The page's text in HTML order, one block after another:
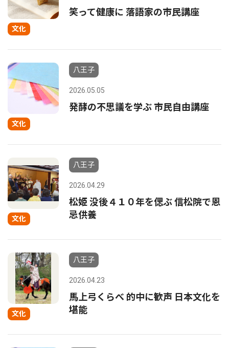
文化
笑って健康に 落語家の市民講座
文化
八王子
2026.05.05
発酵の不思議を学ぶ 市民自由講座
文化
八王子
2026.04.29
松姫 没後４１０年を偲ぶ 信松院で恩
忌供養
文化
八王子
2026.04.23
馬上弓くらべ 的中に歓声 日本文化を
堪能